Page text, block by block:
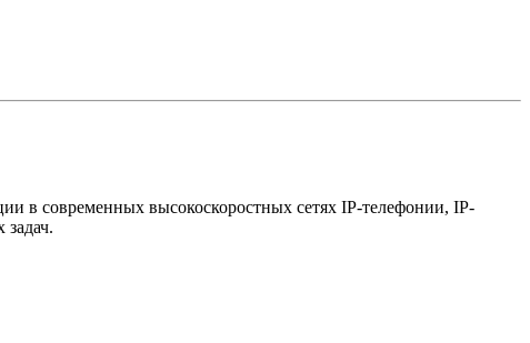
в современных высокоскоростных сетях IP-телефонии, IP-